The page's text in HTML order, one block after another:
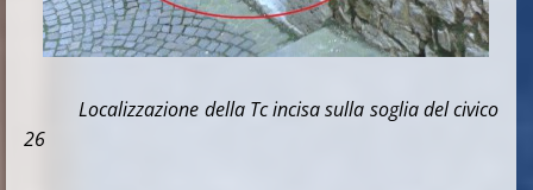
Localizzazione della Tc incisa sulla soglia del civico
26